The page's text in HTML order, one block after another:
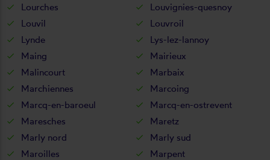
Lourches
Louvignies-quesnoy
Louvil
Louvroil
Lynde
Lys-lez-lannoy
Maing
Mairieux
Malincourt
Marbaix
Marchiennes
Marcoing
Marcq-en-baroeul
Marcq-en-ostrevent
Maresches
Maretz
Marly nord
Marly sud
Maroilles
Marpent